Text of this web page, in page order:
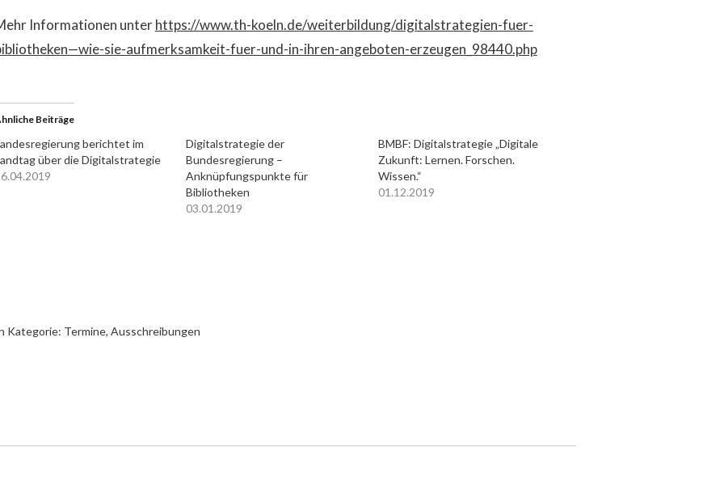
Informationen unterhttps://www.th-koeln.de/weiterbildung/digitalstrategien-fuer-
sie-aufmerksamkeit-fuer-und-in-ihren-angeboten-erzeugen_98440.php
Beiträge
berichtet im
über die Digitalstrategie
Digitalstrategie der
Bundesregierung –
Anknüpfungspunkte für
Bibliotheken
03.01.2019
BMBF: Digitalstrategie „Digitale
Zukunft: Lernen. Forschen.
Wissen.“
01.12.2019
Kategorie: Termine, Ausschreibungen